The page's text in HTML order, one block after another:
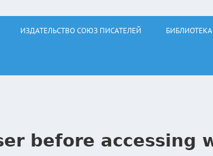
ИЗДАТЕЛЬСТВО СОЮЗ ПИСАТЕЛЕЙ БИБЛИОТЕКА